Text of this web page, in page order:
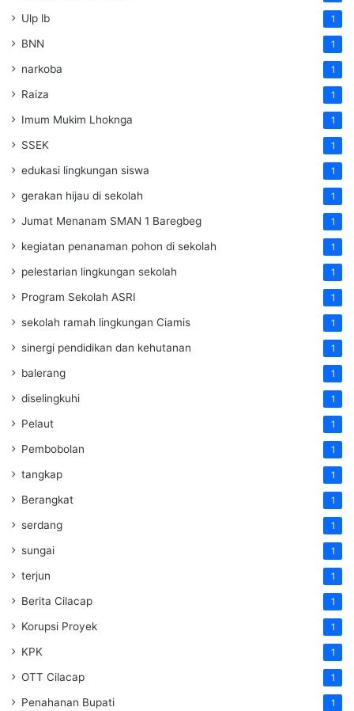
Ulp lb 1
BNN 1
narkoba 1
Raiza 1
Imum Mukim Lhoknga 1
SSEK 1
edukasi lingkungan siswa 1
gerakan hijau di sekolah 1
Jumat Menanam SMAN 1 Baregbeg 1
kegiatan penanaman pohon di sekolah 1
pelestarian lingkungan sekolah 1
Program Sekolah ASRI 1
sekolah ramah lingkungan Ciamis 1
sinergi pendidikan dan kehutanan 1
balerang 1
diselingkuhi 1
Pelaut 1
Pembobolan 1
tangkap 1
Berangkat 1
serdang 1
sungai 1
terjun 1
Berita Cilacap 1
Korupsi Proyek 1
KPK 1
OTT Cilacap 1
Penahanan Bupati 1